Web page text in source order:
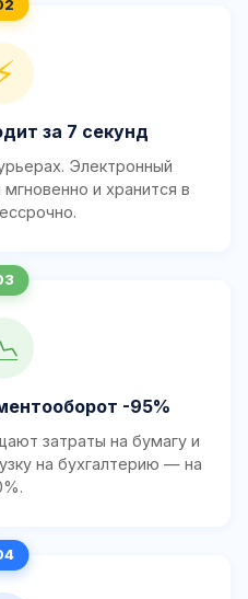
за 7 секунд
Электронный
и хранится в
-95%
затраты на бумагу и
на бухгалтерию — на